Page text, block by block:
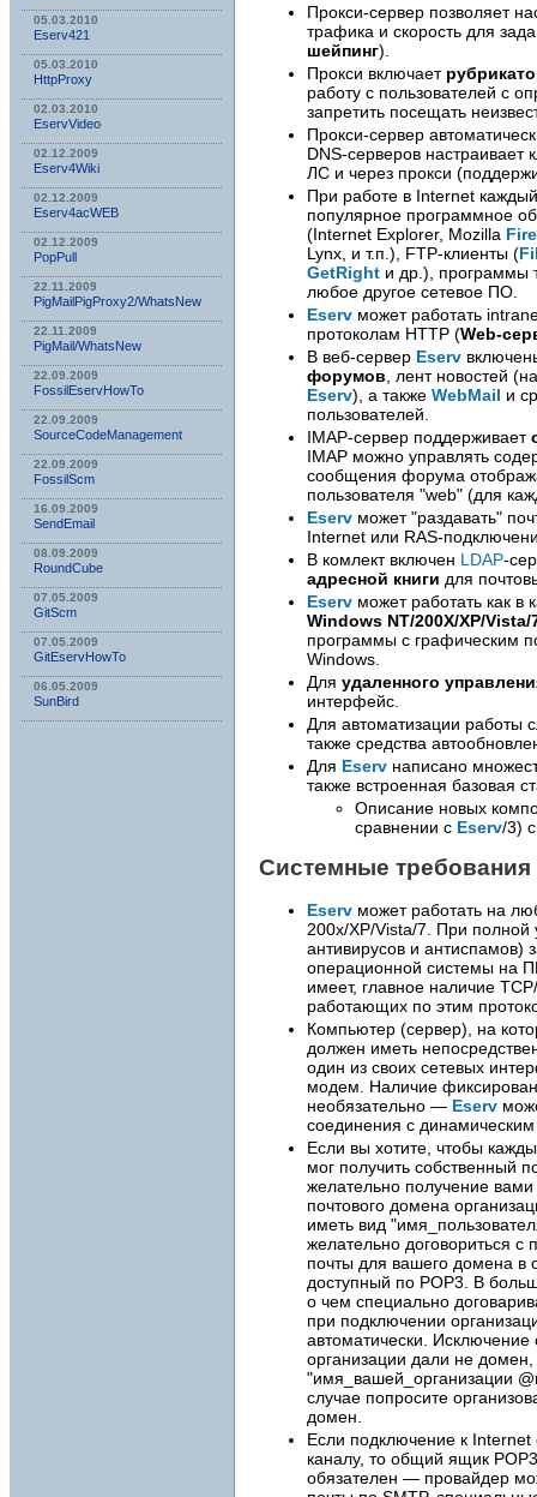
05.03.2010
Eserv421
05.03.2010
HttpProxy
02.03.2010
EservVideo
02.12.2009
Eserv4Wiki
02.12.2009
Eserv4acWEB
02.12.2009
PopPull
22.11.2009
PigMailPigProxy2/WhatsNew
22.11.2009
PigMail/WhatsNew
22.09.2009
FossilEservHowTo
22.09.2009
SourceCodeManagement
22.09.2009
FossilScm
16.09.2009
SendEmail
08.09.2009
RoundCube
07.05.2009
GitScm
07.05.2009
GitEservHowTo
06.05.2009
SunBird
Прокси-сервер позволяет
трафика и скорость для
шейпинг).
Прокси включает
работу с пользователей с
запретить посещать
Прокси-сервер
DNS-серверов настраивает
ЛС и через прокси
При работе в Internet
популярное программное
(Internet Explorer, Mozilla
Lynx, и т.п.), FTP-клиенты (
GetRight и др.), программы
любое другое сетевое ПО.
Eserv может работать
протоколам HTTP (Web-
В веб-сервер Eserv
форумов , лент новостей
Eserv), а также WebMail и
пользователей.
IMAP-сервер поддерживает
IMAP можно управлять
сообщения форума
пользователя "web" (для
Eserv может "раздавать"
Internet или RAS-
В комлект включен LDAP-
адресной книги для
Eserv может работать как в
Windows NT/200X/XP/Vista/
программы с графическим
Windows.
Для удаленного
интерфейс.
Для автоматизации работы
также средства
Для Eserv написано
также встроенная базовая
Описание новых
сравнении с Eserv/3)
Системные требования
Eserv может работать на
200x/XP/Vista/7. При полной
антивирусов и антиспамов)
операционной системы на
имеет, главное наличие
работающих по этим
Компьютер (сервер), на
должен иметь
один из своих сетевых
модем. Наличие
необязательно — Eserv
соединения с
Если вы хотите, чтобы
мог получить собственный
желательно получение
почтового домена
иметь вид
желательно договориться
почты для вашего домена
доступный по POP3. В
о чем специально
при подключении
автоматически.
организации дали не
"имя_вашей_организации
случае попросите
домен.
Если подключение к
каналу, то общий ящик
обязателен — провайдер